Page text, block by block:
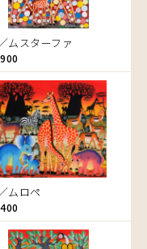
ムスターファ
ムロペ